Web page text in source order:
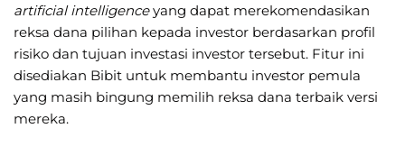
artificial intelligenceyang dapat merekomendasikan
reksa dana pilihan kepada investor berdasarkan profil
risiko dan tujuan investasi investor tersebut. Fitur ini
disediakan Bibit untuk membantu investor pemula
yang masih bingung memilih reksa dana terbaik versi
mereka.